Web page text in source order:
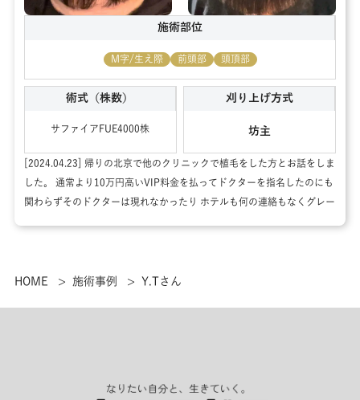
施術部位
M字/生え際 前頭部 頭頂部
術式（株数）
サファイアFUE4000株
刈り上げ方式
坊主
[2024.04.23] 帰りの北京で他のクリニックで植毛をした方とお話をしま
した。 通常より10万円高いVIP料金を払ってドクターを指名したのにも
関わらずそのドクターは現れなかったり ホテルも何の連絡もなくグレー
かったと思います。 どうもありがとうございました🙏 [2024.05.22] 他
スセンターを作って運営されていらっしゃるのが伝わってくるものがあ
HOME 施術事例 Y.Tさん